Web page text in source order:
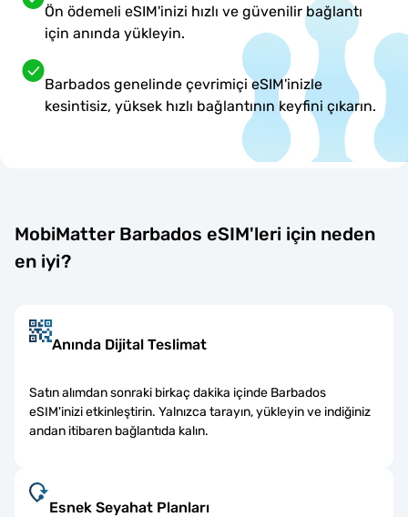
Ön ödemeli eSIM'inizi hızlı ve güvenilir bağlantı
için anında yükleyin.
Barbados genelinde çevrimiçi eSIM'inizle
kesintisiz, yüksek hızlı bağlantının keyfini çıkarın.
MobiMatter Barbados eSIM'leri için neden
en iyi?
Anında Dijital Teslimat
Satın alımdan sonraki birkaç dakika içinde Barbados
eSIM'inizi etkinleştirin. Yalnızca tarayın, yükleyin ve indiğiniz
andan itibaren bağlantıda kalın.
Esnek Seyahat Planları